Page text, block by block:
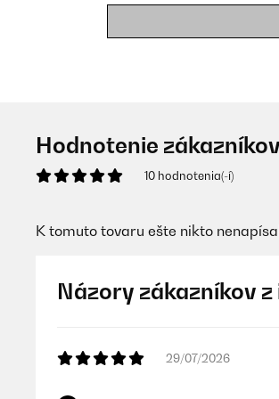
Hodnotenie zákazníkov
10 hodnotenia(-í)
K tomuto tovaru ešte nikto
Názory zákazníkov
29/07/2026